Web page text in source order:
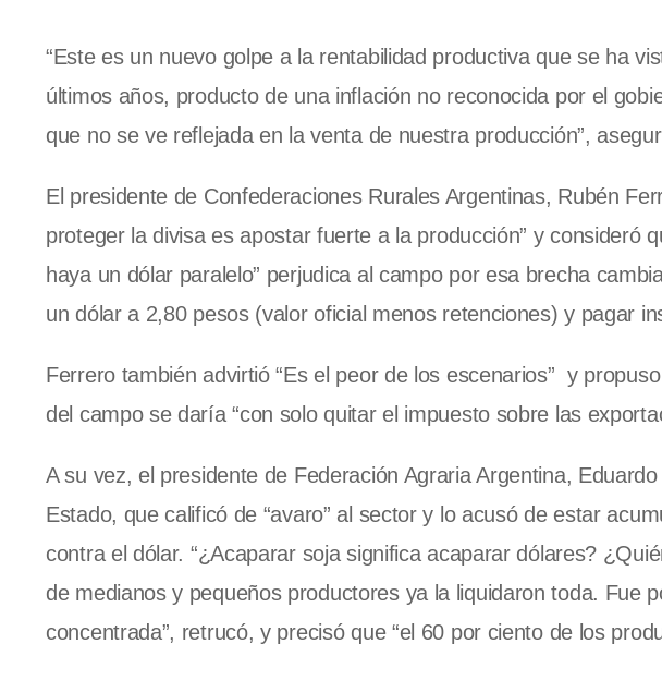
“Este es un nuevo golpe a la rentabilidad productiva que se ha
últimos años, producto de una inflación no reconocida por el
que no se ve reflejada en la venta de nuestra producción”,
El presidente de Confederaciones Rurales Argentinas, Rubén
proteger la divisa es apostar fuerte a la producción” y consideró
haya un dólar paralelo” perjudica al campo por esa brecha
un dólar a 2,80 pesos (valor oficial menos retenciones) y pagar
Ferrero también advirtió “Es el peor de los escenarios” y
del campo se daría “con solo quitar el impuesto sobre las
A su vez, el presidente de Federación Agraria Argentina,
Estado, que calificó de “avaro” al sector y lo acusó de estar
contra el dólar. “¿Acaparar soja significa acaparar dólares?
de medianos y pequeños productores ya la liquidaron toda. Fue
concentrada”, retrucó, y precisó que “el 60 por ciento de los